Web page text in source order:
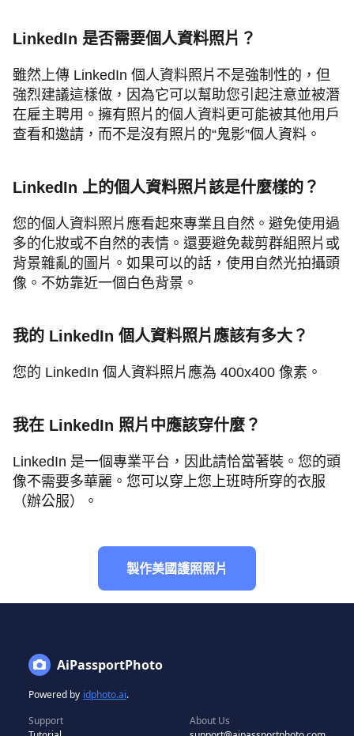
LinkedIn 是否需要個人資料照片？
雖然上傳 LinkedIn 個人資料照片不是強制性的，但
強烈建議這樣做，因為它可以幫助您引起注意並被潛
在雇主聘用。擁有照片的個人資料更可能被其他用戶
查看和邀請，而不是沒有照片的“鬼影”個人資料。
LinkedIn 上的個人資料照片該是什麼樣的？
您的個人資料照片應看起來專業且自然。避免使用過
多的化妝或不自然的表情。還要避免裁剪群組照片或
背景雜亂的圖片。如果可以的話，使用自然光拍攝頭
像。不妨靠近一個白色背景。
我的 LinkedIn 個人資料照片應該有多大？
您的 LinkedIn 個人資料照片應為 400x400 像素。
我在 LinkedIn 照片中應該穿什麼？
LinkedIn 是一個專業平台，因此請恰當著裝。您的頭
像不需要多華麗。您可以穿上您上班時所穿的衣服
（辦公服）。
製作美國護照照片
AiPassportPhoto
Powered by idphoto.ai.
Support
About Us